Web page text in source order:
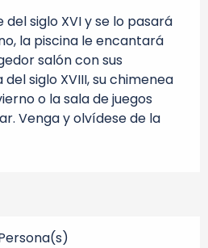
siglo XVI y se lo pasará
la piscina le encantará
salón con sus
siglo XVIII, su chimenea
o la sala de juegos
Venga y olvídese de la